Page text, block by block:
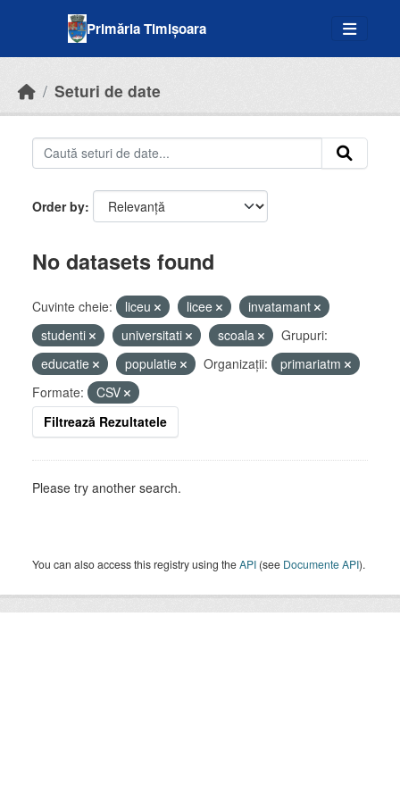
Primăria Timișoara
Seturi de date
Order by
No datasets found
Cuvinte cheie: liceu licee
invatamant
studenti
universitati scoala
Grupuri:
educatie
populatie Organizații:
primariatm
Formate:
CSV
Filtrează Rezultatele
Please try another search.
You can also access this registry using theAPI (see Documente API).